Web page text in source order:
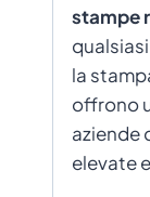
stampe
la
offrono
aziende
elevate